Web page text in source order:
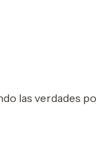
las verdades